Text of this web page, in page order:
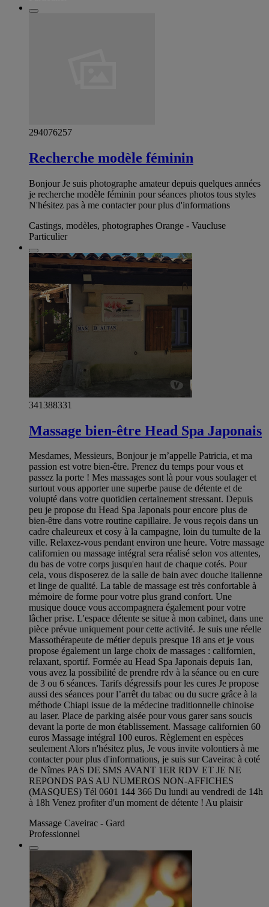
294076257
Recherche modèle féminin
Bonjour Je suis photographe amateur depuis quelques années
je recherche modèle féminin pour séances photos tous styles
N'hésitez pas à me contacter pour plus d'informations
Castings, modèles, photographes Orange - Vaucluse
Particulier
341388331
Massage bien-être Head Spa Japonais
Mesdames, Messieurs, Bonjour je m’appelle Patricia, et ma
passion est votre bien-être. Prenez du temps pour vous et
passez la porte ! Mes massages sont là pour vous soulager et
surtout vous apporter une superbe pause de détente et de
volupté dans votre quotidien certainement stressant. Depuis
peu je propose du Head Spa Japonais pour encore plus de
bien-être dans votre routine capillaire. Je vous reçois dans un
cadre chaleureux et cosy à la campagne, loin du tumulte de la
ville. Relaxez-vous pendant environ une heure. Votre massage
californien ou massage intégral sera réalisé selon vos attentes,
du bas de votre corps jusqu'en haut de chaque cotés. Pour
cela, vous disposerez de la salle de bain avec douche italienne
et linge de qualité. La table de massage est très confortable à
mémoire de forme pour votre plus grand confort. Une
musique douce vous accompagnera également pour votre
lâcher prise. L'espace détente se situe à mon cabinet, dans une
pièce prévue uniquement pour cette activité. Je suis une réelle
Massothérapeute de métier depuis presque 18 ans et je vous
propose également un large choix de massages : californien,
relaxant, sportif. Formée au Head Spa Japonais depuis 1an,
vous avez la possibilité de prendre rdv à la séance ou en cure
de 3 ou 6 séances. Tarifs dégressifs pour les cures Je propose
aussi des séances pour l’arrêt du tabac ou du sucre grâce à la
méthode Chiapi issue de la médecine traditionnelle chinoise
au laser. Place de parking aisée pour vous garer sans soucis
devant la porte de mon établissement. Massage californien 60
euros Massage intégral 100 euros. Règlement en espèces
seulement Alors n'hésitez plus, Je vous invite volontiers à me
contacter pour plus d'informations, je suis sur Caveirac à coté
de Nîmes PAS DE SMS AVANT 1ER RDV ET JE NE
REPONDS PAS AU NUMEROS NON-AFFICHES
(MASQUES) Tél 0601 144 366 Du lundi au vendredi de 14h
à 18h Venez profiter d'un moment de détente ! Au plaisir
Massage Caveirac - Gard
Professionnel